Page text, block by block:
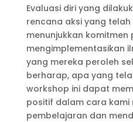
Evaluasi diri yang
rencana aksi yang telah
menunjukkan komitmen
mengimplementasikan
yang mereka peroleh
berharap, apa yang
workshop ini dapat
positif dalam cara kami
pembelajaran dan